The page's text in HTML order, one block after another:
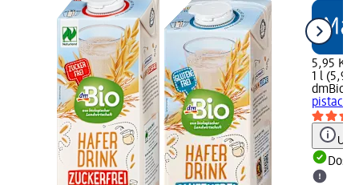
5,95 KM
1 l (5,95
dmBio